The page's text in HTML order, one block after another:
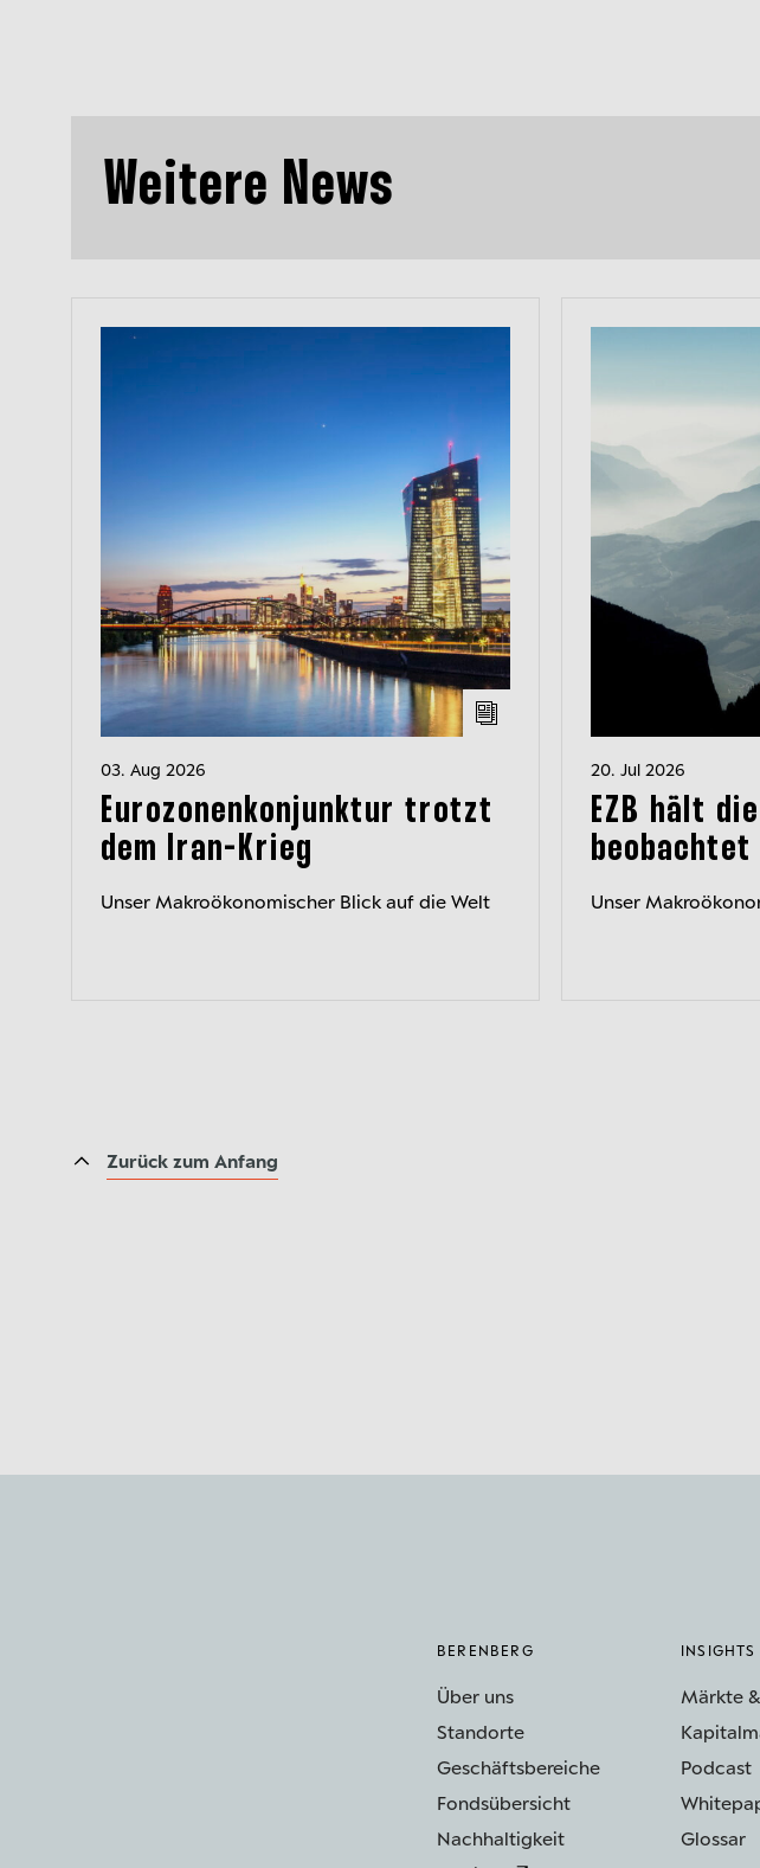
Weitere News
03. Aug 2026
Eurozonenkonjunktur trotzt
dem Iran-Krieg
Unser Makroökonomischer Blick auf die Welt
20. Jul 2026
EZB hält
Unser
Zurück zum Anfang
BERENBERG
Über uns
Standorte
Geschäftsbereiche
Fondsübersicht
Nachhaltigkeit
INSIGHTS
Märkte
Podcast
Glossar